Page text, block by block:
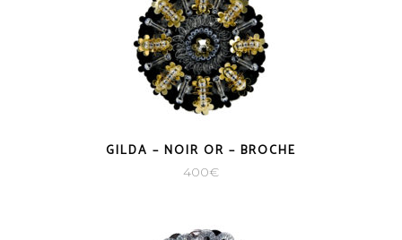
GILDA – NOIR OR – BROCHE
400€